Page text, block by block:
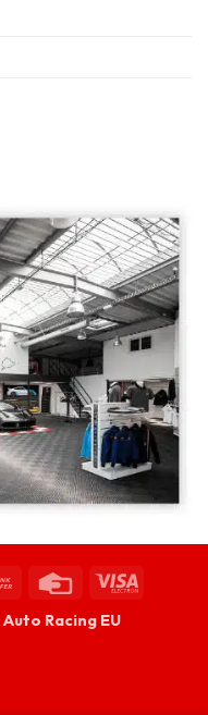
Auto Racing EU